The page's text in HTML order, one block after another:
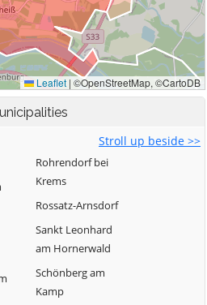
Stroll up beside >>
Rohrendorf bei
Krems
Rossatz-Arnsdorf
Sankt Leonhard
am Hornerwald
Schönberg am
Kamp